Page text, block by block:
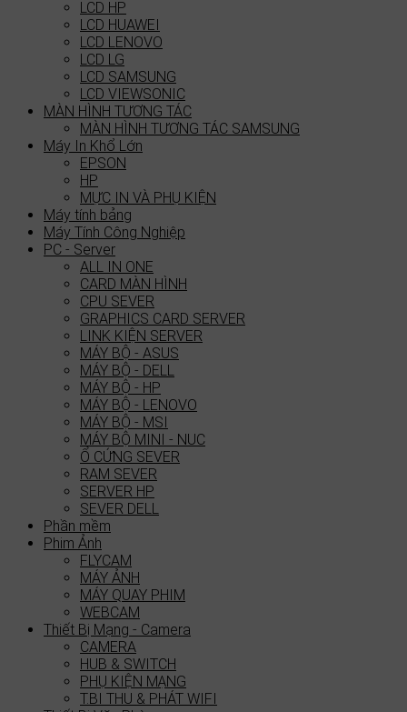
LCD HP
LCD HUAWEI
LCD LENOVO
LCD LG
LCD SAMSUNG
LCD VIEWSONIC
MÀN HÌNH TƯƠNG TÁC
MÀN HÌNH TƯƠNG TÁC SAMSUNG
Máy In Khổ Lớn
EPSON
HP
MỰC IN VÀ PHỤ KIỆN
Máy tính bảng
Máy Tính Công Nghiệp
PC - Server
ALL IN ONE
CARD MÀN HÌNH
CPU SEVER
GRAPHICS CARD SERVER
LINK KIỆN SERVER
MÁY BỘ - ASUS
MÁY BỘ - DELL
MÁY BỘ - HP
MÁY BỘ - LENOVO
MÁY BỘ - MSI
MÁY BỘ MINI - NUC
Ổ CỨNG SEVER
RAM SEVER
SERVER HP
SEVER DELL
Phần mềm
Phim Ảnh
FLYCAM
MÁY ẢNH
MÁY QUAY PHIM
WEBCAM
Thiết Bị Mạng - Camera
CAMERA
HUB & SWITCH
PHỤ KIỆN MẠNG
T.BI THU & PHÁT WIFI